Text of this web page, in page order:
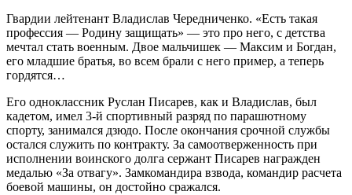
Гвардии лейтенант Владислав Чередниченко. «Есть такая
профессия — Родину защищать» — это про него, с детства
мечтал стать военным. Двое мальчишек — Максим и Богдан,
его младшие братья, во всем брали с него пример, а теперь
гордятся…
Его одноклассник Руслан Писарев, как и Владислав, был
кадетом, имел 3-й спортивный разряд по парашютному
спорту, занимался дзюдо. После окончания срочной службы
остался служить по контракту. За самоотверженность при
исполнении воинского долга сержант Писарев награжден
медалью «За отвагу». Замкомандира взвода, командир расчета
боевой машины, он достойно сражался.